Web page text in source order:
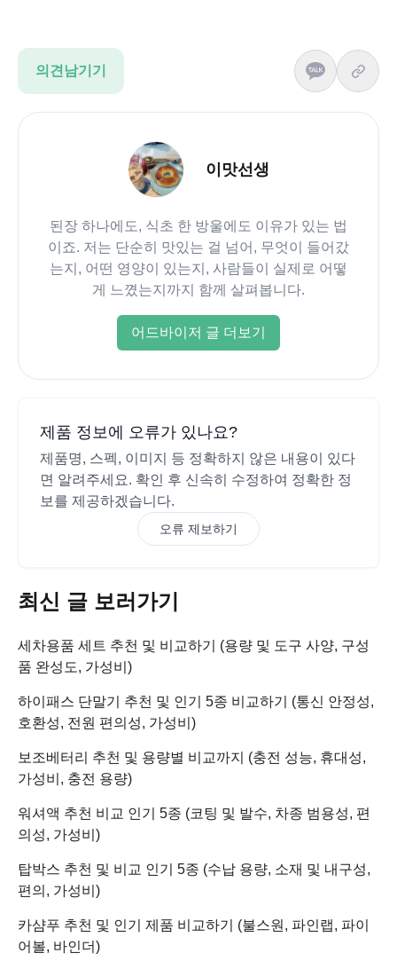
의견남기기
이맛선생
된장 하나에도, 식초 한 방울에도 이유가 있는 법
이죠. 저는 단순히 맛있는 걸 넘어, 무엇이 들어갔
는지, 어떤 영양이 있는지, 사람들이 실제로 어떻
게 느꼈는지까지 함께 살펴봅니다.
어드바이저 글 더보기
제품 정보에 오류가 있나요?
제품명, 스펙, 이미지 등 정확하지 않은 내용이 있다
면 알려주세요. 확인 후 신속히 수정하여 정확한 정
보를 제공하겠습니다.
오류 제보하기
최신 글 보러가기
세차용품 세트 추천 및 비교하기 (용량 및 도구 사양, 구성
품 완성도, 가성비)
하이패스 단말기 추천 및 인기 5종 비교하기 (통신 안정성,
호환성, 전원 편의성, 가성비)
보조베터리 추천 및 용량별 비교까지 (충전 성능, 휴대성,
가성비, 충전 용량)
워셔액 추천 비교 인기 5종 (코팅 및 발수, 차종 범용성, 편
의성, 가성비)
탑박스 추천 및 비교 인기 5종 (수납 용량, 소재 및 내구성,
편의, 가성비)
카샴푸 추천 및 인기 제품 비교하기 (불스원, 파인랩, 파이
어볼, 바인더)